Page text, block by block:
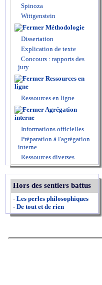
Spinoza
Wittgenstein
Méthodologie
Dissertation
Explication de texte
Concours : rapports des
jury
Ressources en
ligne
Ressources en ligne
Agrégation
interne
Informations officielles
Préparation à l'agrégation
interne
Ressources diverses
Hors des sentiers battus
- Les perles philosophiques
- De tout et de rien